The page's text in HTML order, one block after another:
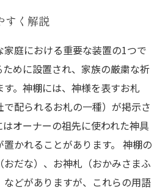
すく解説
庭における重要な装置の1つで
めに設置され、家族の厳粛な祈
。神棚には、神様を表すお札
で配られるお札の一種）が掲示さ
オーナーの祖先に使われた神具
かれることがあります。 神棚の
だな）、お神札（おかみさまふ
どがありますが、これらの用語